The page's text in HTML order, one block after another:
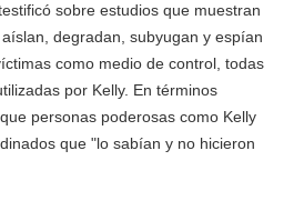
sobre estudios que muestran
degradan, subyugan y espían
como medio de control, todas
por Kelly. En términos
personas poderosas como Kelly
que "lo sabían y no hicieron